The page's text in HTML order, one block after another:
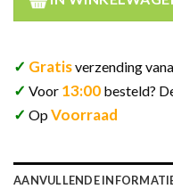
✓ Gratisverzending
✓ Voor 13:00 besteld?
✓ OpVoorraad
AANVULLENDE